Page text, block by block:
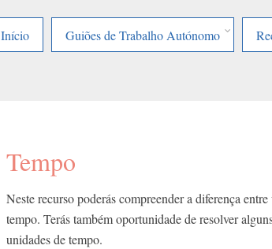
Início
Guiões de Trabalho Autónomo
Tempo
Neste recurso poderás compreender a diferença
tempo. Terás também oportunidade de resolver
unidades de tempo.